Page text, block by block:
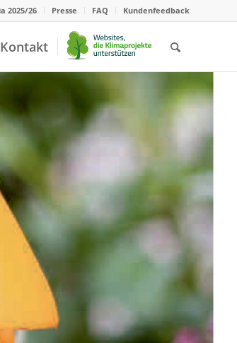
2025/26 Presse FAQ Kundenfeedback
Kontakt